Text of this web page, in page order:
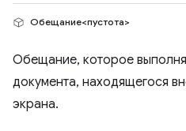
Обещание<пустота>
Обещание, которое
документа, находящегося
экрана.